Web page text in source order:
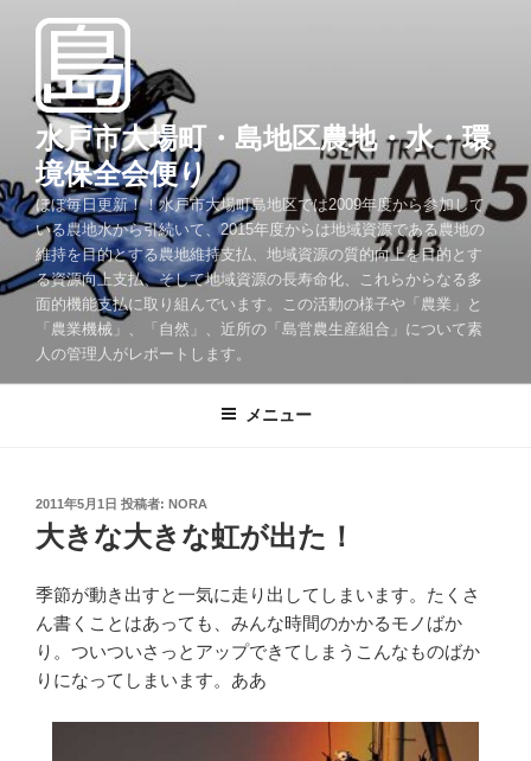
ス
キ
ッ
水戸市大場町・島地区農地・水・環
境保全会便り
ほぼ毎日更新！！水戸市大場町島地区では2009年度から参加して
いる農地水から引続いて、2015年度からは地域資源である農地の
維持を目的とする農地維持支払、地域資源の質的向上を目的とす
る資源向上支払、そして地域資源の長寿命化、これらからなる多
面的機能支払に取り組んでいます。この活動の様子や「農業」と
「農業機械」、「自然」、近所の「島営農生産組合」について素
人の管理人がレポートします。
メニュー
投
日:
2011年5月1日 投稿者: NORA
大きな大きな虹が出た！
季節が動き出すと一気に走り出してしまいます。たくさ
ん書くことはあっても、みんな時間のかかるモノばか
り。ついついさっとアップできてしまうこんなものばか
りになってしまいます。ああ